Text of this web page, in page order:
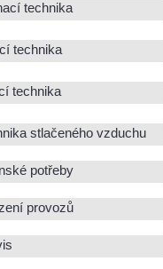
technika
technika
technika
stlačeného vzduchu
potřeby
provozů